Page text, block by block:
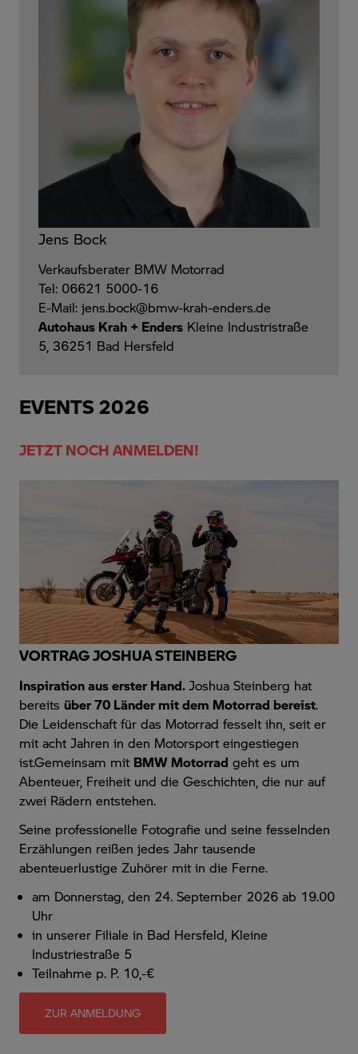
Jens Bock
Verkaufsberater BMW Motorrad
Tel: 06621 5000-16
E-Mail: jens.bock@bmw-krah-enders.de
Autohaus Krah + Enders Kleine Industristraße
5, 36251 Bad Hersfeld
EVENTS 2026
JETZT NOCH ANMELDEN!
VORTRAG JOSHUA STEINBERG
Inspiration aus erster Hand.Joshua Steinberg hat
bereits über 70 Länder mit dem Motorrad bereist.
Die Leidenschaft für das Motorrad fesselt ihn, seit er
mit acht Jahren in den Motorsport eingestiegen
ist.Gemeinsam mit BMW Motorrad geht es um
Abenteuer, Freiheit und die Geschichten, die nur auf
zwei Rädern entstehen.
Seine professionelle Fotografie und seine fesselnden
Erzählungen reißen jedes Jahr tausende
abenteuerlustige Zuhörer mit in die Ferne.
am Donnerstag, den 24. September 2026 ab 19.00
Uhr
in unserer Filiale in Bad Hersfeld, Kleine
Industriestraße 5
Teilnahme p. P. 10,-€
ZUR ANMELDUNG